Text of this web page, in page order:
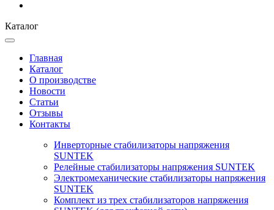
Каталог
Главная
Каталог
О производстве
Новости
Статьи
Отзывы
Контакты
Инверторные стабилизаторы напряжения
SUNTEK
Релейные стабилизаторы напряжения SUNTEK
Электромеханические стабилизаторы напряжения
SUNTEK
Комплект из трех стабилизаторов напряжения